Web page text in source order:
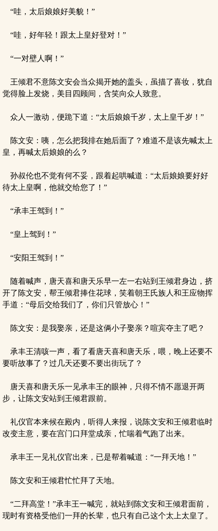
“哇，太后娘娘好美貌！”
“哇，好年轻！跟太上皇好登对！”
“一对壁人啊！”
王倾君不意陈文安会当众揭开她的盖头，虽描了喜妆，犹自
觉得脸上发烧，美目四顾间，含笑向众人致意。
众人一激动，便跪下道：“太后娘娘千岁，太上皇千岁！”
陈文安：咦，怎么把我排在她后面了？难道不是该先喊太上
皇，再喊太后娘娘的么？
孙叔伦也不觉有何不妥，跟着起哄喊道：“太后娘娘要好好
待太上皇啊，他就交给您了！”
“承丰王驾到！”
“皇上驾到！”
“安阳王驾到！”
随着喊声，唐天喜和唐天乐早一左一右站到王倾君身边，挤
开了陈文安，帮王倾君捧住花球，笑着朝王氏族人和王应物挥
手道：“母后交给我们了，你们只管放心！”
陈文安：是我娶亲，还是这俩小子娶亲？喧宾夺主了吧？
承丰王清咳一声，看了看唐天喜和唐天乐，喂，晚上还要不
要听故事了？过几天还要不要出街玩了？
唐天喜和唐天乐一见承丰王的眼神，只得不情不愿退开两
步，让陈文安站到王倾君跟前。
礼仪官本来候在殿内，听得人来报，说陈文安和王倾君临时
改变主意，要在宫门口拜堂成亲，忙喘着气跑了出来。
承丰王一见礼仪官出来，已是帮着喊道：“一拜天地！”
陈文安和王倾君忙忙拜了天地。
“二拜高堂！”承丰王一喊完，就站到陈文安和王倾君面前，
现时有资格受他们一拜的长辈，也只有自己这个太上太皇了。